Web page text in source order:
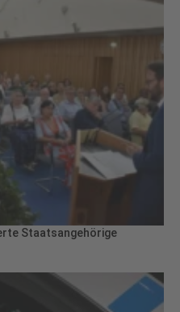
Staatsangehörige